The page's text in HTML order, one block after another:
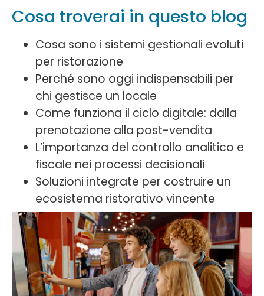
Cosa troverai in questo blog
Cosa sono i sistemi gestionali evoluti
per ristorazione
Perché sono oggi indispensabili per
chi gestisce un locale
Come funziona il ciclo digitale: dalla
prenotazione alla post-vendita
L’importanza del controllo analitico e
fiscale nei processi decisionali
Soluzioni integrate per costruire un
ecosistema ristorativo vincente